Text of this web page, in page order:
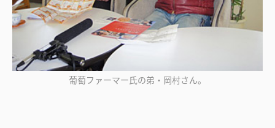
葡萄ファーマー氏の弟・岡村さん。